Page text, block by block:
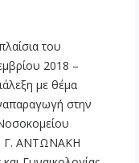
του
2018 –
με θέμα
στην
Γ. ΑΝΤΩΝΑΚΗ